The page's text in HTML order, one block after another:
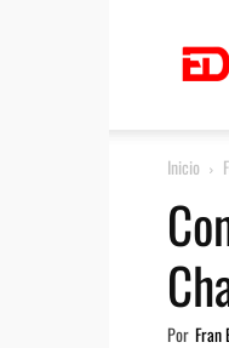
Inicio
Por Fran